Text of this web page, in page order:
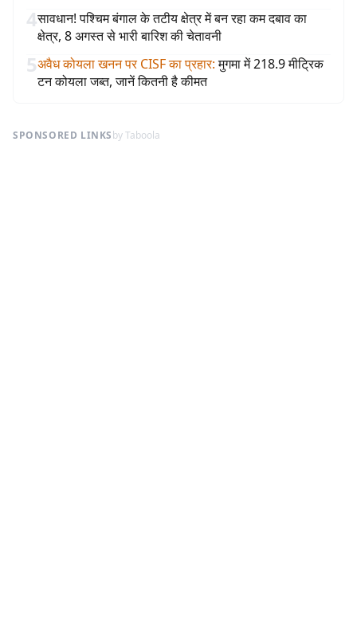
4सावधान! पश्चिम बंगाल के तटीय क्षेत्र में बन रहा कम दबाव का
क्षेत्र, 8 अगस्त से भारी बारिश की चेतावनी
5अवैध कोयला खनन पर CISF का प्रहार: मुगमा में 218.9 मीट्रिक
टन कोयला जब्त, जानें कितनी है कीमत
SPONSORED LINKSby Taboola